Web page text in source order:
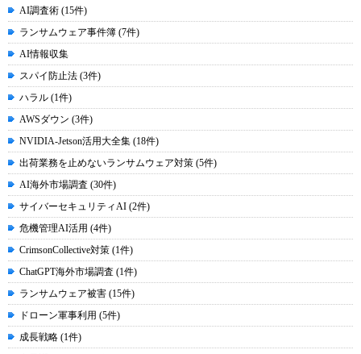
AI調査術 (15件)
ランサムウェア事件簿 (7件)
AI情報収集
スパイ防止法 (3件)
ハラル (1件)
AWSダウン (3件)
NVIDIA-Jetson活用大全集 (18件)
出荷業務を止めないランサムウェア対策 (5件)
AI海外市場調査 (30件)
サイバーセキュリティAI (2件)
危機管理AI活用 (4件)
CrimsonCollective対策 (1件)
ChatGPT海外市場調査 (1件)
ランサムウェア被害 (15件)
ドローン軍事利用 (5件)
成長戦略 (1件)